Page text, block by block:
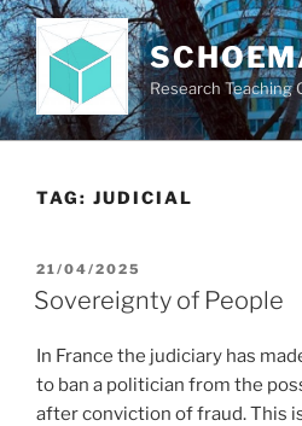
Skip
to
content
Research Teaching
TAG: JUDICIAL
POSTED
ON
21/04/2025
Sovereignty of People
In France the judiciary has
to ban a politician from the
after conviction of fraud. This